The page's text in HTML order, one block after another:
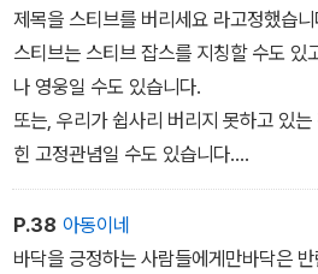
제목을 스티브를 버리세요 라고정했습니
스티브는 스티브 잡스를 지칭할 수도 있
나 영웅일 수도 있습니다.
또는, 우리가 쉽사리 버리지 못하고 있
힌 고정관념일 수도 있습니다.
우린 마음속에 각자의 스티브를 품고 살
저는 스티브 잡스를 참 좋아했습니다.
그래서 제가 쓴 책에 그의 스탠퍼드대학
P.38 아동이네
바닥을 긍정하는 사람들에게만바닥은